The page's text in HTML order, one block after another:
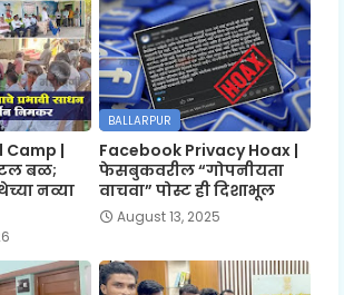
Camp |
बळ;
नव्या
BALLARPUR
Facebook Privacy Hoax |
फेसबुकवरील “गोपनीयता
वाचवा” पोस्ट ही दिशाभूल
August 13, 2025